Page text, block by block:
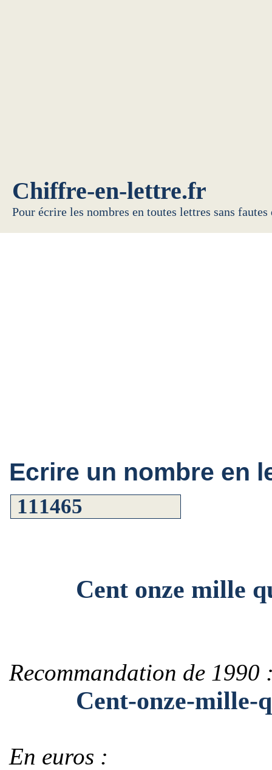
Chiffre-en-lettre.fr
Pour écrire les nombres en toutes lettres sans
Ecrire un nombre en
Cent onze mille
Recommandation de 1990
Cent-onze-mille-
En euros :